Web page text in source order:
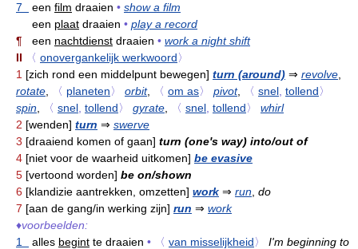
7
een film draaien • show a film
een plaat draaien • play a record
¶ een nachtdienst draaien • work a night shift
II
〈 onovergankelijk werkwoord〉
1 [zich rond een middelpunt bewegen] turn (around) ⇒ revolve
rotate
〈 planeten〉 orbit, 〈 om as〉 pivot, 〈 snel tollend〉
spin
〈 snel tollend〉 gyrate 〈 snel tollend〉
whirl
2 [wenden] turn ⇒ swerve
3 [draaiend komen of gaan] turn (one's way) into/out of
4 [niet voor de waarheid uitkomen] be evasive
5 [vertoond worden] be on/shown
6 [klandizie aantrekken, omzetten] work ⇒ run do
7 [aan de gang/in werking zijn] run ⇒ work
♦voorbeelden:
1
alles begint te draaien • 〈 van misselijkheid〉
I'm beginning to